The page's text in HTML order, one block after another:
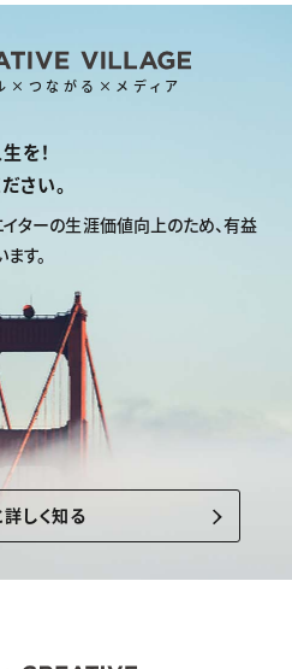
×つながる×メディア
を！
さい。
イターの生涯価値向上のため、有益
す。
詳しく知る